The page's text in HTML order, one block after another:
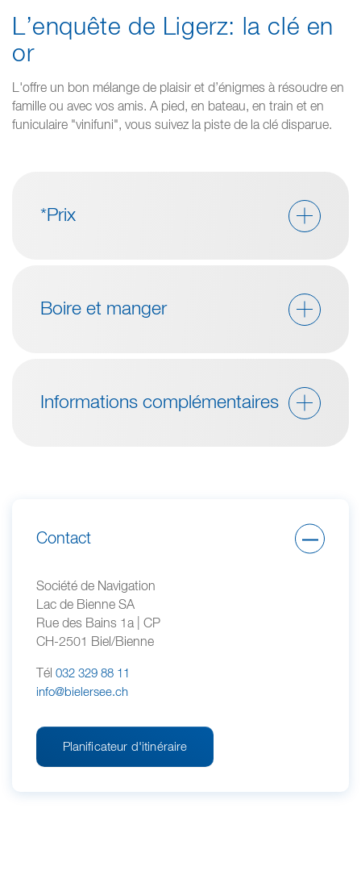
L’enquête de Ligerz: la clé en
or
L'offre un bon mélange de plaisir et d’énigmes à résoudre en
famille ou avec vos amis. A pied, en bateau, en train et en
funiculaire "vinifuni", vous suivez la piste de la clé disparue.
*Prix
Boire et manger
Informations complémentaires
Contact
Société de Navigation
Lac de Bienne SA
Rue des Bains 1a | CP
CH-2501 Biel/Bienne
Tél 032 329 88 11
info@bielersee.ch
Planificateur d'itinéraire